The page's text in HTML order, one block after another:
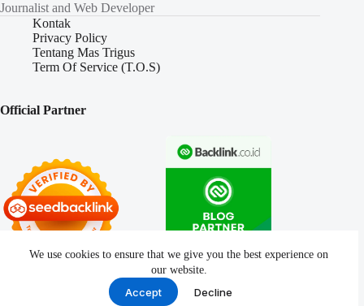
We use cookies to ensure that we give you the best experience on
our website.
Accept Decline
Journalist and Web Developer
Kontak
Privacy Policy
Tentang Mas Trigus
Term Of Service (T.O.S)
Official Partner